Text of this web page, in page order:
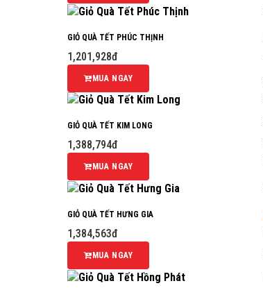
GIỎ QUÀ TẾT PHÚC THỊNH
1,201,928đ
MUA NGAY
GIỎ QUÀ TẾT KIM LONG
1,388,794đ
MUA NGAY
GIỎ QUÀ TẾT HƯNG GIA
1,384,563đ
MUA NGAY